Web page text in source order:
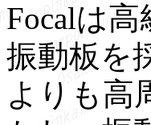
Focalは
振動板を
よりも高